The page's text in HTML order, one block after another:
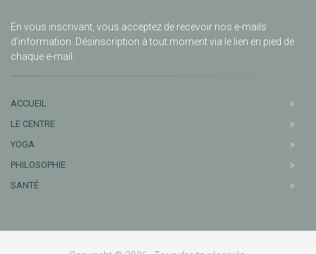
En vous inscrivant, vous acceptez de recevoir nos e-mails
d’information. Désinscription à tout moment via le lien en pied de
chaque e-mail.
ACCUEIL
LE CENTRE
YOGA
PHILOSOPHIE
SANTÉ